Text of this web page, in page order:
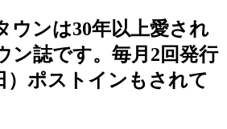
ウンは30年以上愛され
ン誌です。毎月2回発行
）ポストインもされて